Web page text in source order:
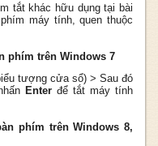
tắt khác hữu dụng tại bài
máy tính, quen thuộc
phím trên Windows 7
tượng cửa sổ) > Sau đó
Enter để tắt máy tính
phím trên Windows 8,